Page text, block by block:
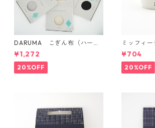
DARUMA こぎん布（ハード
タイプ）
¥1,272
20%OFF
ミッフィ
ス マグ
¥704
20%OFF